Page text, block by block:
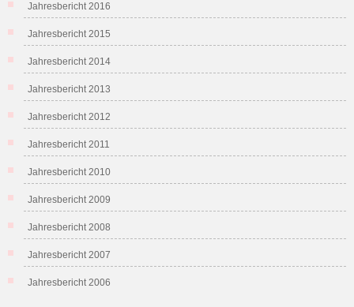
Jahresbericht 2016
Jahresbericht 2015
Jahresbericht 2014
Jahresbericht 2013
Jahresbericht 2012
Jahresbericht 2011
Jahresbericht 2010
Jahresbericht 2009
Jahresbericht 2008
Jahresbericht 2007
Jahresbericht 2006